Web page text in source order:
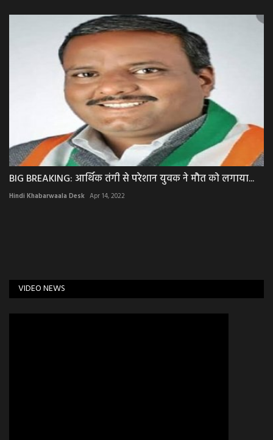
BIG BREAKING: आर्थिक तंगी से परेशान युवक ने मौत को लगाया...
Hindi Khabarwaala Desk Apr 14, 2022
VIDEO NEWS